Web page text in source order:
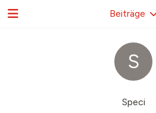
S
Speci
Beiträge